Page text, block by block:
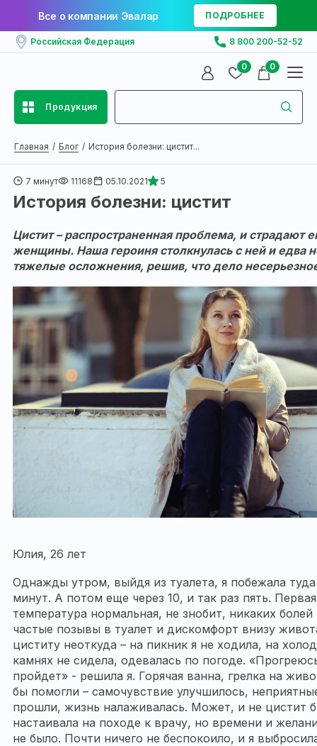
Все о компании Эвалар ПОДРОБНЕЕ
Российская Федерация 8 800 200-52-52
0 0
Продукция
Главная Блог История болезни: цистит...
7 минут 11168 05.10.2021 5
История болезни: цистит
Цистит – распространенная проблема, и страдают
женщины. Наша героиня столкнулась с ней и едва
тяжелые осложнения, решив, что дело
Юлия, 26 лет
Однажды утром, выйдя из туалета, я побежала туда
минут. А потом еще через 10, и так раз пять.
температура нормальная, не знобит, никаких болей
частые позывы в туалет и дискомфорт внизу
циститу неоткуда – на пикник я не ходила, на
камнях не сидела, одевалась по погоде.
пройдет» - решила я. Горячая ванна, грелка на
бы помогли – самочувствие улучшилось,
прошли, жизнь налаживалась. Может, и не цистит
настаивала на походе к врачу, но времени и
не было. Почти ничего не беспокоило, и я